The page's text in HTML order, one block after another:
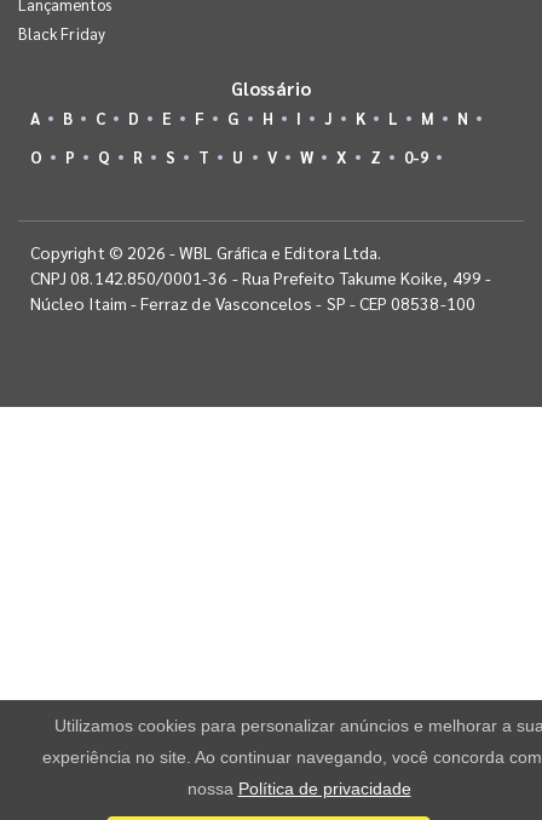
Lançamentos
Black Friday
Glossário
A B C D E F G H I J K L M
N
O
P Q R S T U V W X Z 0-9
Copyright © 2026 - WBL Gráfica e Editora Ltda.
CNPJ 08.142.850/0001-36 - Rua Prefeito Takume Koike, 499 -
Núcleo Itaim - Ferraz de Vasconcelos - SP - CEP 08538-100
Utilizamos cookies para personalizar anúncios e melhorar a
experiência no site. Ao continuar navegando, você concorda
nossa Política de privacidade